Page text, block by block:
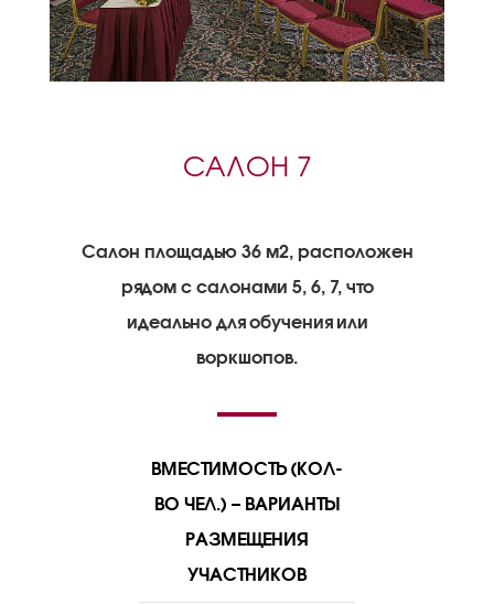
САЛОН 7
Салон площадью 36 м2, расположен
рядом с салонами 5, 6, 7, что
идеально для обучения или
воркшопов.
ВМЕСТИМОСТЬ (КОЛ-
ВО ЧЕЛ.) – ВАРИАНТЫ
РАЗМЕЩЕНИЯ
УЧАСТНИКОВ